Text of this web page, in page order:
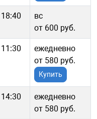
18:40
вс
от 600 руб.
11:30
ежедневно
от 580 руб.
Купить
14:30
ежедневно
от 580 руб.